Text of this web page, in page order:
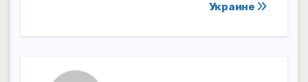
Украине